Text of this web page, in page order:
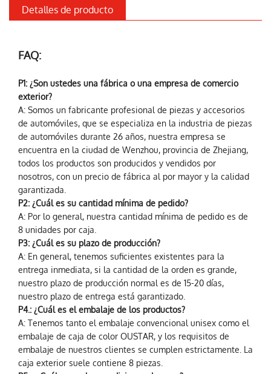
Detalles de producto
FAQ:
P1: ¿Son ustedes una fábrica o una empresa de comercio
exterior?
A: Somos un fabricante profesional de piezas y accesorios
de automóviles, que se especializa en la industria de piezas
de automóviles durante 26 años, nuestra empresa se
encuentra en la ciudad de Wenzhou, provincia de Zhejiang,
todos los productos son producidos y vendidos por
nosotros, con un precio de fábrica al por mayor y la calidad
garantizada.
P2: ¿Cuál es su cantidad mínima de pedido?
A: Por lo general, nuestra cantidad mínima de pedido es de
8 unidades por caja.
P3: ¿Cuál es su plazo de producción?
A: En general, tenemos suficientes existentes para la
entrega inmediata, si la cantidad de la orden es grande,
nuestro plazo de producción normal es de 15-20 días,
nuestro plazo de entrega está garantizado.
P4.: ¿Cuál es el embalaje de los productos?
A: Tenemos tanto el embalaje convencional unisex como el
embalaje de caja de color OUSTAR, y los requisitos de
embalaje de nuestros clientes se cumplen estrictamente. La
caja exterior suele contiene 8 piezas.